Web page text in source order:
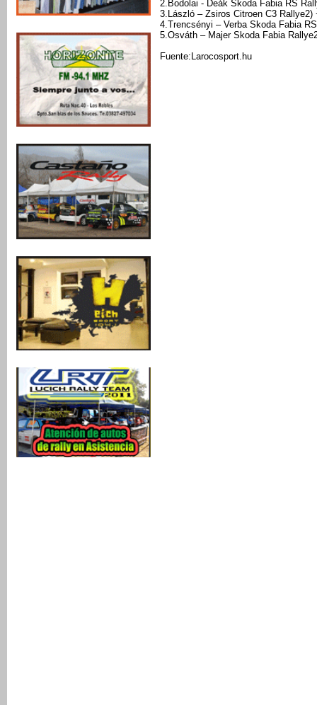
2.Bodolai - Deák Škoda Fabia RS
3.László – Zsiros Citroen C3 Rallye2)
4.Trencsényi – Verba Skoda Fabia
5.Osváth – Majer Skoda Fabia
Fuente:Larocosport.hu